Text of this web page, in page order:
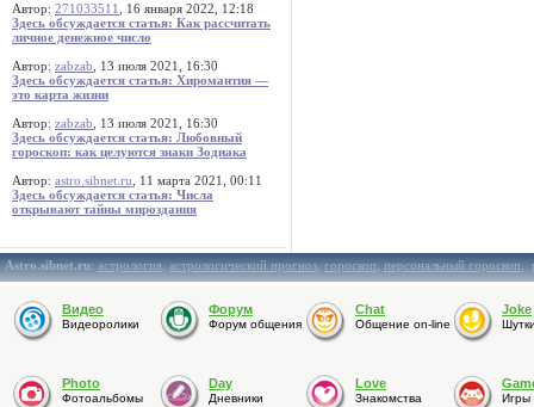
Автор: 271033511
, 16 января 2022, 12:18
Здесь обсуждается статья: Как рассчитать
личное денежное число
Автор: zabzab , 13 июля 2021, 16:30
Здесь обсуждается статья: Хиромантия —
это карта жизни
Автор: zabzab , 13 июля 2021, 16:30
Здесь обсуждается статья: Любовный
гороскоп: как целуются знаки Зодиака
Автор: astro.sibnet.ru , 11 марта 2021, 00:11
Здесь обсуждается статья: Числа
открывают тайны мироздания
Astro.sibnet.ru:астрология,астрологический прогноз,гороскоп,персональный гороскоп,
Видео
Видеоролики
Форум
Форум общения
Chat
Общение on-line
Joke
Photo
Фотоальбомы
Day
Дневники
Love
Знакомства Игры